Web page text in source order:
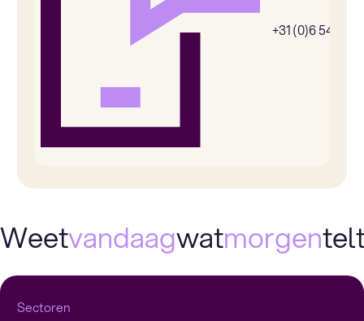
+31 (0)6
Weetvandaagwatmorgen
Sectoren